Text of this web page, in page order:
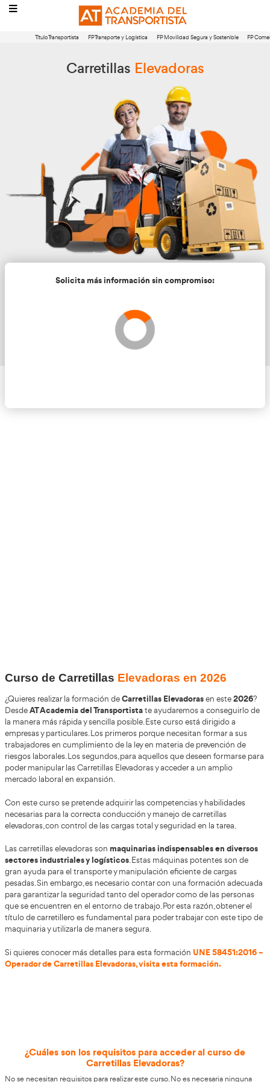
CarretillasElevadoras
Alumnos Formados
100%
Inserción Laboral
Curso de CarretillasElevadoras en
¿Quieres realizar la formación deCarretillas Elevadoras
DesdeAT Academia del Transportistate ayudaremos a
la manera más rápida y sencilla posible. Este curso está
empresas y particulares. Los primeros porque necesitan
trabajadores en cumplimiento de la ley en materia de
necesarias para la correcta conducción y manejo de
elevadoras, con control de las cargas total y seguridad en